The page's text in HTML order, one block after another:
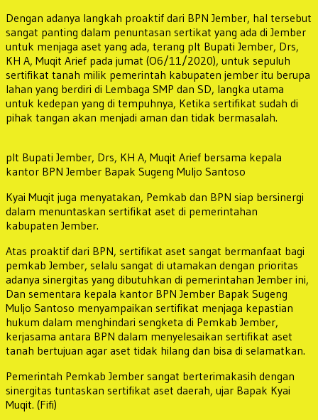
Dengan adanya langkah proaktif dari BPN Jember, hal tersebut
sangat panting dalam penuntasan sertikat yang ada di Jember
untuk menjaga aset yang ada, terang plt Bupati Jember, Drs,
KH A, Muqit Arief pada jumat (O6/11/2020), untuk sepuluh
sertifikat tanah milik pemerintah kabupaten jember itu berupa
lahan yang berdiri di Lembaga SMP dan SD, langka utama
untuk kedepan yang di tempuhnya, Ketika sertifikat sudah di
pihak tangan akan menjadi aman dan tidak bermasalah.
plt Bupati Jember, Drs, KH A, Muqit Arief bersama kepala
kantor BPN Jember Bapak Sugeng Muljo Santoso
Kyai Muqit juga menyatakan, Pemkab dan BPN siap bersinergi
dalam menuntaskan sertifikat aset di pemerintahan
kabupaten Jember.
Atas proaktif dari BPN, sertifikat aset sangat bermanfaat bagi
pemkab Jember, selalu sangat di utamakan dengan prioritas
adanya sinergitas yang dibutuhkan di pemerintahan Jember ini,
Dan sementara kepala kantor BPN Jember Bapak Sugeng
Muljo Santoso menyampaikan sertifikat menjaga kepastian
hukum dalam menghindari sengketa di Pemkab Jember,
kerjasama antara BPN dalam menyelesaikan sertifikat aset
tanah bertujuan agar aset tidak hilang dan bisa di selamatkan.
Pemerintah Pemkab Jember sangat berterimakasih dengan
sinergitas tuntaskan sertifikat aset daerah, ujar Bapak Kyai
Muqit. (Fifi)